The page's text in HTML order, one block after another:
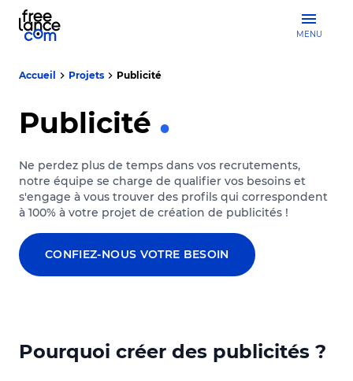
MENU
Accueil Projets Publicité
Publicité
Ne perdez plus de temps dans vos recrutements,
notre équipe se charge de qualifier vos besoins et
s'engage à vous trouver des profils qui correspondent
à 100% à votre projet de création de publicités !
CONFIEZ-NOUS VOTRE BESOIN
Pourquoi créer des publicités ?